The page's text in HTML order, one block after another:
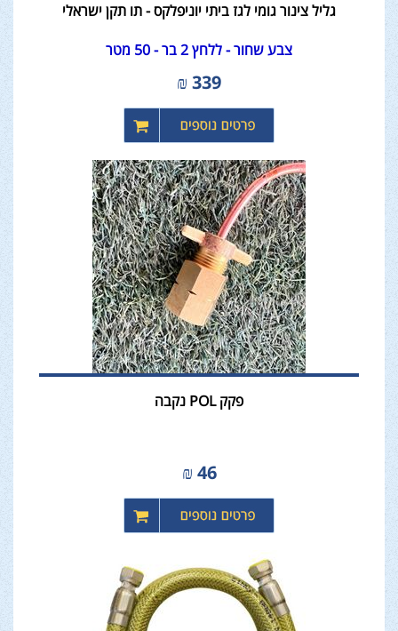
גליל צינור גומי לגז ביתי יוניפלקס - תו תקן ישראלי
צבע שחור - ללחץ 2 בר - 50 מטר
339
₪
פקק POL נקבה
46
₪